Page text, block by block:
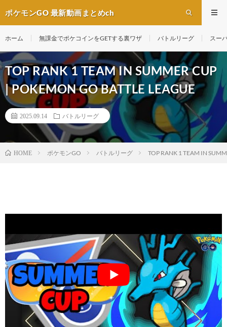
ポケモンGO 最新動画まとめch
ホーム 無課金でポケコインをGETする裏ワザ バトルリーグ スー
TOP RANK 1 TEAM IN SUMMER CUP
| POKEMON GO BATTLE LEAGUE
2025.09.14 バトルリーグ
HOME ポケモンGO バトルリーグ TOP RANK 1 TEAM IN